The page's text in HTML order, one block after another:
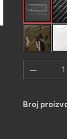
Black
OD
Broj